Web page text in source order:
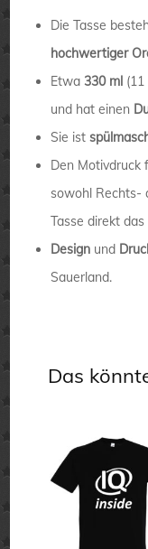
Die Tasse
hochwertiger
Etwa 330 ml
und hat einen
Sie ist
Den Motivdruck
sowohl Rechts-
Tasse direkt
Design und
Sauerland.
Das